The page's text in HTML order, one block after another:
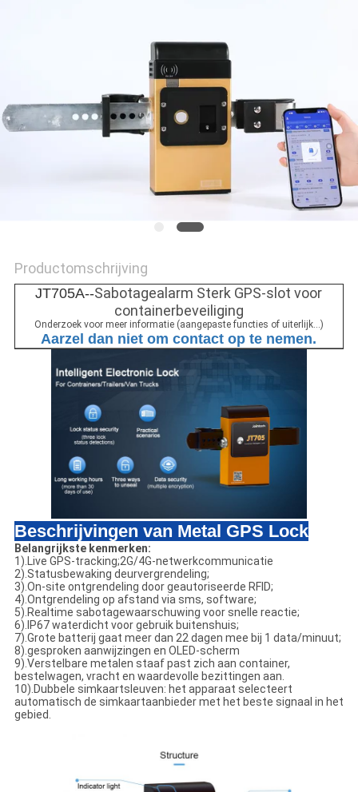
Productomschrijving
JT705A--Sabotagealarm Sterk GPS-slot voor
containerbeveiliging
Onderzoek voor meer informatie (aangepaste functies of uiterlijk...)
Aarzel dan niet om contact op te nemen.
Beschrijvingen van Metal GPS Lock
Belangrijkste kenmerken:
1).Live GPS-tracking;2G/4G-netwerkcommunicatie
2).Statusbewaking deurvergrendeling;
3).On-site ontgrendeling door geautoriseerde RFID;
4).Ontgrendeling op afstand via sms, software;
5).Realtime sabotagewaarschuwing voor snelle reactie;
6).IP67 waterdicht voor gebruik buitenshuis;
7).Grote batterij gaat meer dan 22 dagen mee bij 1 data/minuut;
8).gesproken aanwijzingen en OLED-scherm
9).Verstelbare metalen staaf past zich aan container,
bestelwagen, vracht en waardevolle bezittingen aan.
10). Dubbele simkaartsleuven: het apparaat selecteert
automatisch de simkaartaanbieder met het beste signaal in het
gebied.